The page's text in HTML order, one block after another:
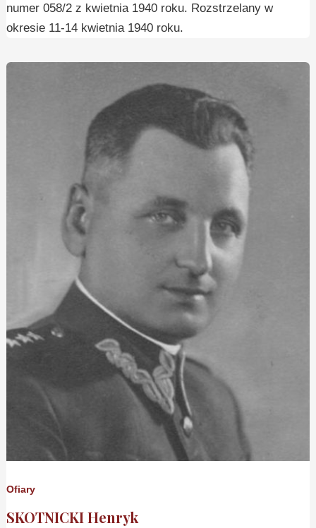
numer 058/2 z kwietnia 1940 roku. Rozstrzelany w
okresie 11-14 kwietnia 1940 roku.
Ofiary
SKOTNICKI Henryk